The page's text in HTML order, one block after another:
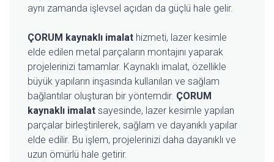
aynı zamanda işlevsel açıdan da güçlü hale gelir.
ÇORUM kaynaklı imalat hizmeti, lazer kesimle
elde edilen metal parçaların montajını yaparak
projelerinizi tamamlar. Kaynaklı imalat, özellikle
büyük yapıların inşasında kullanılan ve sağlam
bağlantılar oluşturan bir yöntemdir. ÇORUM
kaynaklı imalat sayesinde, lazer kesimle yapılan
parçalar birleştirilerek, sağlam ve dayanıklı yapılar
elde edilir. Bu işlem, projelerinizi daha dayanıklı ve
uzun ömürlü hale getirir.